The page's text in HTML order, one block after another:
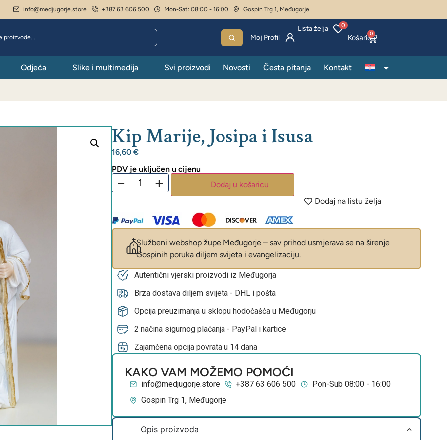
info@medjugorje.store +387 63 606 500 Mon-Sat: 08:00 - 16:00 Gospin Trg 1, Međugorje
Lista želja 0
Moj Profil 0
Odjeća Slike i multimedija Svi proizvodi Novosti Česta pitanja Kontakt
Kip Marije, Josipa i Isusa
16,60 €
PDV je uključen u cijenu
− +
Dodaj u košaricu
Dodaj na listu želja
Službeni webshop župe Međugorje – sav prihod usmjerava se na širenje
Gospinih poruka diljem svijeta i evangelizaciju.
Autentični vjerski proizvodi iz Međugorja
Brza dostava diljem svijeta - DHL i pošta
Opcija preuzimanja u sklopu hodočašća u Međugorju
2 načina sigurnog plaćanja - PayPal i kartice
Zajamčena opcija povrata u 14 dana
KAKO VAM MOŽEMO POMOĆI
info@medjugorje.store +387 63 606 500
Pon-Sub 08:00 - 16:00
Gospin Trg 1, Međugorje
Opis proizvoda